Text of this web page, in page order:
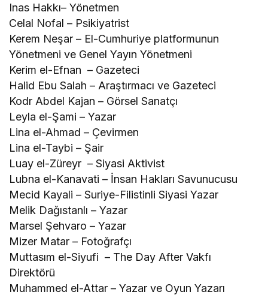
Inas Hakkı– Yönetmen
Celal Nofal – Psikiyatrist
Kerem Neşar – El-Cumhuriye platformunun
Yönetmeni ve Genel Yayın Yönetmeni
Kerim el-Efnan – Gazeteci
Halid Ebu Salah – Araştırmacı ve Gazeteci
Kodr Abdel Kajan – Görsel Sanatçı
Leyla el-Şami – Yazar
Lina el-Ahmad – Çevirmen
Lina el-Taybi – Şair
Luay el-Züreyr – Siyasi Aktivist
Lubna el-Kanavati – İnsan Hakları Savunucusu
Mecid Kayali – Suriye-Filistinli Siyasi Yazar
Melik Dağıstanlı – Yazar
Marsel Şehvaro – Yazar
Mizer Matar – Fotoğrafçı
Muttasım el-Siyufi – The Day After Vakfı
Direktörü
Muhammed el-Attar – Yazar ve Oyun Yazarı